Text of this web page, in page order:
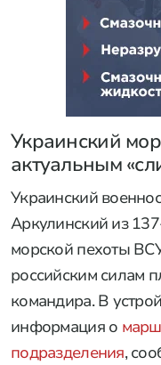
Украинский
актуальным
Украинский
Аркулинский из
морской пехоты
российским силам
командира. В
информация о
подразделения,